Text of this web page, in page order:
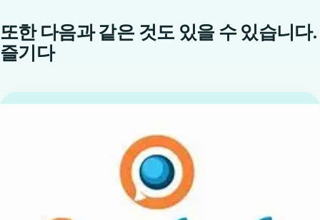
또한 다음과 같은 것도 있을 수 있습니다.
즐기다